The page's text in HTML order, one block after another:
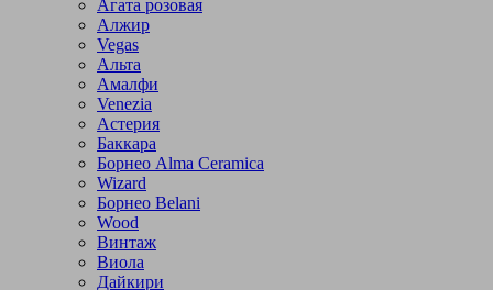
Агата розовая
Алжир
Vegas
Альта
Амалфи
Venezia
Астерия
Баккара
Борнео Alma Ceramica
Wizard
Борнео Belani
Wood
Винтаж
Виола
Дайкири